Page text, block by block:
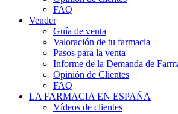
FAQ
Vender
Guía de venta
Valoración de tu farmacia
Pasos para la venta
Informe de la Demanda de
Opinión de Clientes
FAQ
LA FARMACIA EN ESPAÑA
Vídeos de clientes